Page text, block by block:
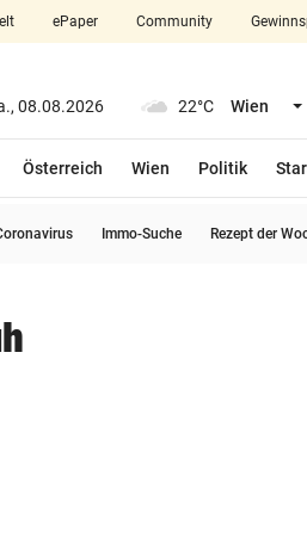
closeSchließen
arrow_right
ePaper Community
aufklappen
08.08.2026 22°C Wien
Österreich Wien Politik
Immo-Suche Rezept der